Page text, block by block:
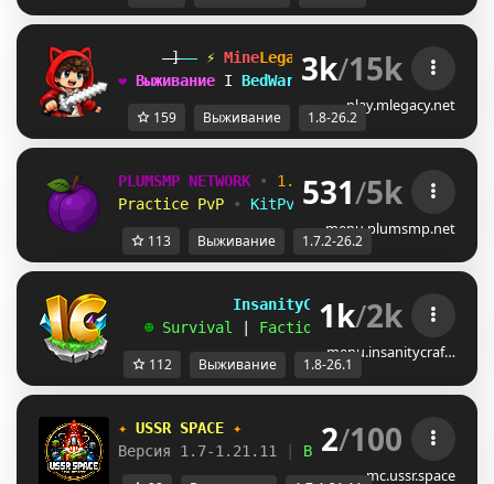
-]-- ⚡ MineLegacy ⚡ (1.8-26.2+)
❤ Выживание V BedWar s T Ан р хия A к
3k/15k
play.mlegacy.net
159 Выживание 1.8-26.2
PLUMSMP NETWORK • 1.7.2 ➜ 26.2
Practice PvP
• KitPvP • Lifesteal
531/5k
menu.plumsmp.net
113 Выживание 1.7.2-26.2
InsanityCraft || 1.8 - 26.1
☻ Survival Factions | Skyblock
1k/2k
menu.insanitycraf…
112 Выживание 1.8-26.1
✦ USSR SPACE ✦
Версия 1.7-1.21.11
Выживание | Приваты
2/100
mc.ussr.space